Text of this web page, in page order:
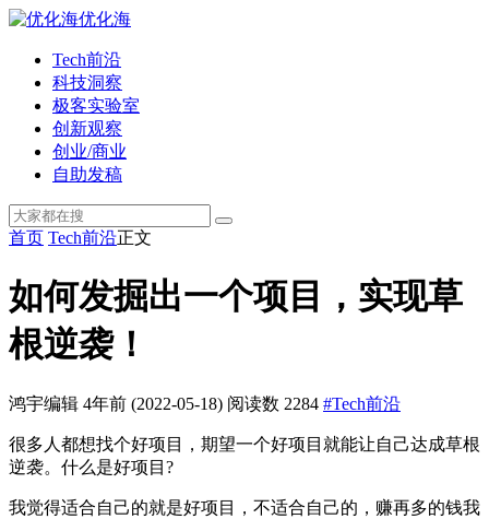
优化海
Tech前沿
科技洞察
极客实验室
创新观察
创业/商业
自助发稿
首页 Tech前沿正文
如何发掘出一个项目，实现草
根逆袭！
鸿宇编辑 4年前 (2022-05-18) 阅读数 2284 #Tech前沿
很多人都想找个好项目，期望一个好项目就能让自己达成草根
逆袭。什么是好项目?
我觉得适合自己的就是好项目，不适合自己的，赚再多的钱我